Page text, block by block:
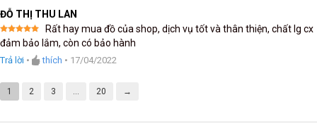
ĐỖ THỊ THU LAN
Được xếp
hạng 55
sao
Rất hay mua đồ của shop, dịch vụ tốt và thân thiện, chất lg cx
đảm bảo lắm, còn có bảo hành
Trả lời • thích • 17/04/2022
1 2 3 … 20 →